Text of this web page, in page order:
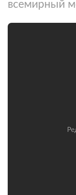
всемирный